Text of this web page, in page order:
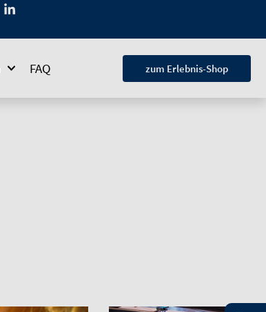
FAQ zum Erlebnis-Shop